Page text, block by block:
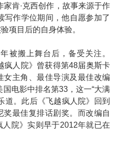
家肯·克西创作，故事来源于作
写作学位期间，他自愿参加了
项目后的自身体验。
搬上舞台后，备受关注。
疯人院》曾获得第48届奥斯卡
主角、最佳导演及最佳改编
电影中排名第33，这一“大满
道。此后《飞越疯人院》回到
最佳复排话剧奖。而改编自
院》实则早于2012年就已在